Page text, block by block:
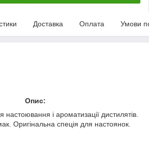
Доставка Оплата Умови
Опис:
настоювання і ароматизації дистилятів.
Оригінальна спеція для настоянок.